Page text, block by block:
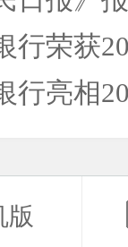
2025上市公司董
行亮相
版